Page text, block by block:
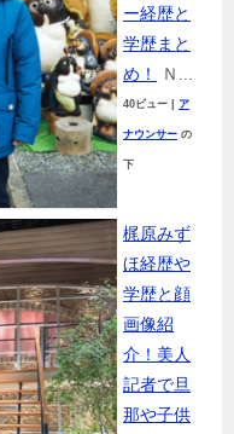
ー経歴と
学歴まと
め！
Ｎ...
40ビュー ア
ナウンサー の
下
梶原みず
ほ経歴や
学歴と顔
画像紹
介！美人
記者で旦
那や子供